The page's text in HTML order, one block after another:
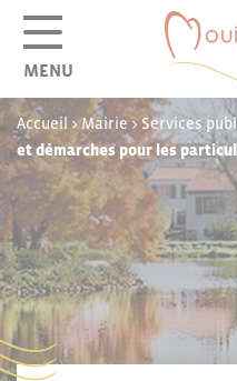
MENU
Accueil >Mairie> Services
et démarches pour les
Panneau de gestion des